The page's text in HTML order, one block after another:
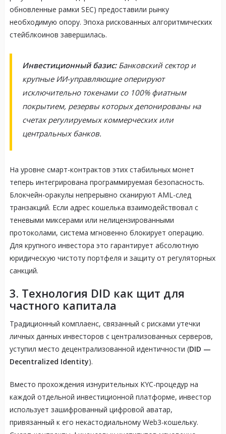
обновленные рамки SEC) предоставили рынку
необходимую опору. Эпоха рискованных алгоритмических
стейблкоинов завершилась.
Инвестиционный базис:Банковский сектор и
крупные ИИ-управляющие оперируют
исключительно токенами со 100% фиатным
покрытием, резервы которых депонированы на
счетах регулируемых коммерческих или
центральных банков.
На уровне смарт-контрактов этих стабильных монет
теперь интегрирована программируемая безопасность.
Блокчейн-оракулы непрерывно сканируют AML-след
транзакций. Если адрес кошелька взаимодействовал с
теневыми миксерами или нелицензированными
протоколами, система мгновенно блокирует операцию.
Для крупного инвестора это гарантирует абсолютную
юридическую чистоту портфеля и защиту от регуляторных
санкций.
3. Технология DID как щит для
частного капитала
Традиционный комплаенс, связанный с рисками утечки
личных данных инвесторов с централизованных серверов,
уступил место децентрализованной идентичности (DID —
Decentralized Identity).
Вместо прохождения изнурительных KYC-процедур на
каждой отдельной инвестиционной платформе, инвестор
использует зашифрованный цифровой аватар,
привязанный к его некастодиальному Web3-кошельку.